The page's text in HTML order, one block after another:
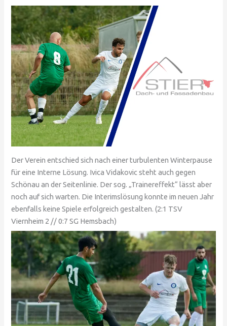
Der Verein entschied sich nach einer turbulenten Winterpause
für eine Interne Lösung. Ivica Vidakovic steht auch gegen
Schönau an der Seitenlinie. Der sog. „Trainereffekt“ lässt aber
noch auf sich warten. Die Interimslösung konnte im neuen Jahr
ebenfalls keine Spiele erfolgreich gestalten. (2:1 TSV
Viernheim 2 // 0:7 SG Hemsbach)